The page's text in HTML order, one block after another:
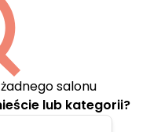
salonu
lub kategorii?